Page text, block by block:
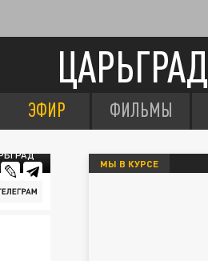
ЦАРЬГРАД
ЭФИР ФИЛЬМЫ
МЫ В КУРСЕ